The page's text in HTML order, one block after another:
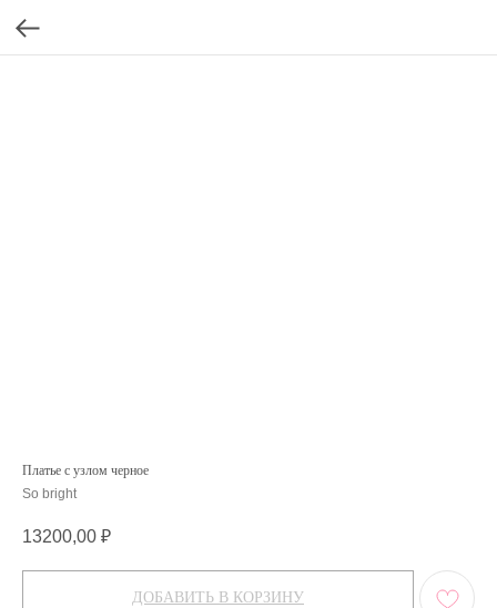
Платье с узлом черное
So bright
13200,00 ₽
ДОБАВИТЬ В КОРЗИНУ